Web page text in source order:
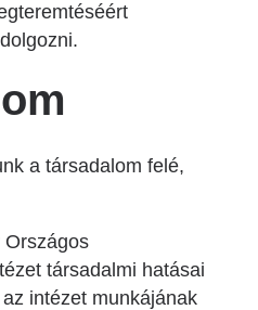
a társadalom felé,
Országos
társadalmi hatásai
intézet munkájának